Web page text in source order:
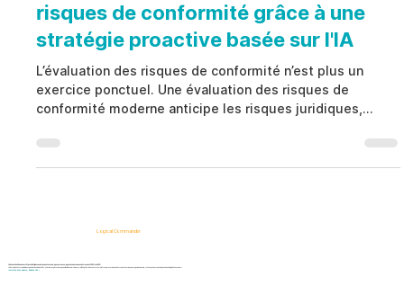
risques de conformité grâce à une
stratégie proactive basée sur l'IA
L’évaluation des risques de conformité n’est plus un
exercice ponctuel. Une évaluation des risques de
conformité moderne anticipe les risques juridiques,
sanctions ou des atteintes à la réputation. La prévention
devient un levier stratégique.
Logical Commander